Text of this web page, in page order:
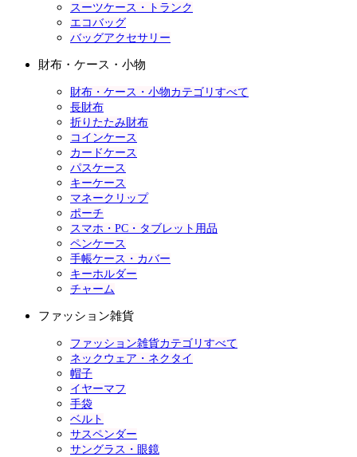
スーツケース・トランク
エコバッグ
バッグアクセサリー
財布・ケース・小物
財布・ケース・小物カテゴリすべて
長財布
折りたたみ財布
コインケース
カードケース
パスケース
キーケース
マネークリップ
ポーチ
スマホ・PC・タブレット用品
ペンケース
手帳ケース・カバー
キーホルダー
チャーム
ファッション雑貨
ファッション雑貨カテゴリすべて
ネックウェア・ネクタイ
帽子
イヤーマフ
手袋
ベルト
サスペンダー
サングラス・眼鏡